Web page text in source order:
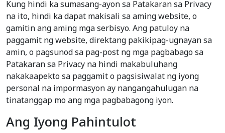
Kung hindi ka sumasang-ayon sa Patakaran sa Privacy
na ito, hindi ka dapat makisali sa aming website, o
gamitin ang aming mga serbisyo. Ang patuloy na
paggamit ng website, direktang pakikipag-ugnayan sa
amin, o pagsunod sa pag-post ng mga pagbabago sa
Patakaran sa Privacy na hindi makabuluhang
nakakaapekto sa paggamit o pagsisiwalat ng iyong
personal na impormasyon ay nangangahulugan na
tinatanggap mo ang mga pagbabagong iyon.
Ang Iyong Pahintulot